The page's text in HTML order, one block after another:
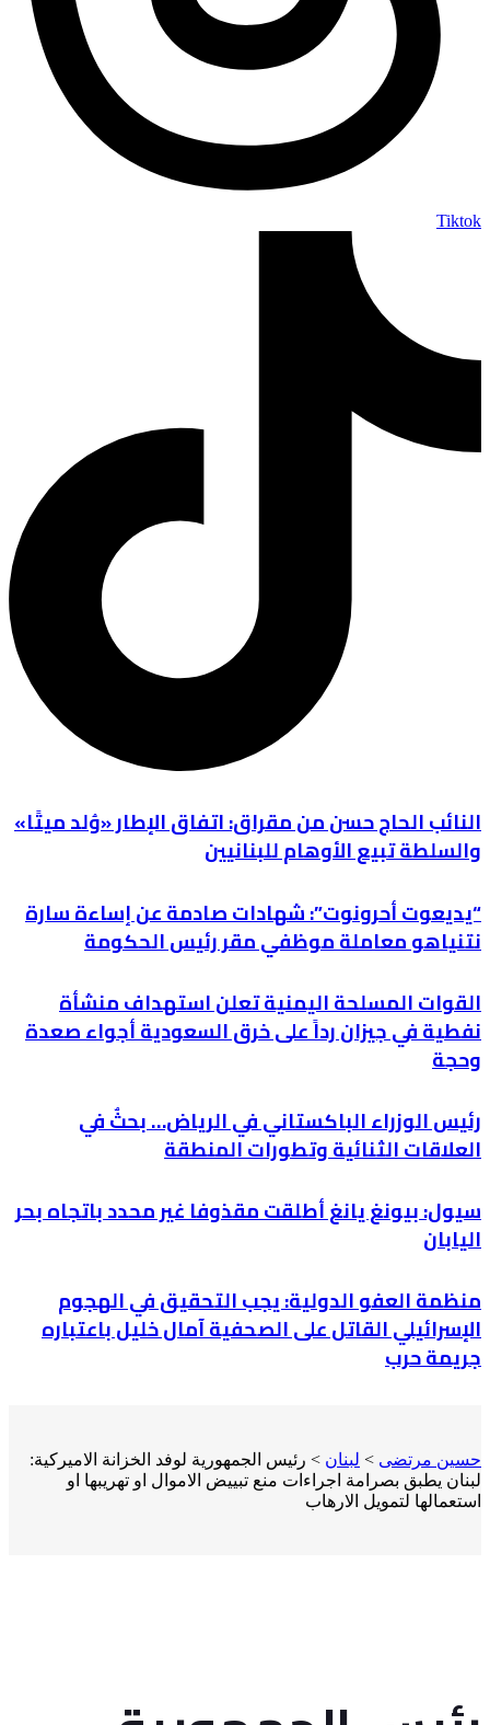
Tiktok
النائب الحاج حسن من مقراق: اتفاق الإطار «وُلد ميتًا»
والسلطة تبيع الأوهام للبنانيين
“يديعوت أحرونوت”: شهادات صادمة عن إساءة سارة
نتنياهو معاملة موظفي مقر رئيس الحكومة
القوات المسلحة اليمنية تعلن استهداف منشأة
نفطية في جيزان رداً على خرق السعودية أجواء صعدة
وحجة
رئيس الوزراء الباكستاني في الرياض… بحثٌ في
العلاقات الثنائية وتطورات المنطقة
سيول: بيونغ يانغ أطلقت مقذوفا غير محدد باتجاه بحر
اليابان
منظمة العفو الدولية: يجب التحقيق في الهجوم
الإسرائيلي القاتل على الصحفية آمال خليل باعتباره
جريمة حرب
حسين مرتضى > لبنان > رئيس الجمهورية لوفد الخزانة الاميركية:
لبنان يطبق بصرامة اجراءات منع تبييض الاموال او تهريبها او
استعمالها لتمويل الارهاب